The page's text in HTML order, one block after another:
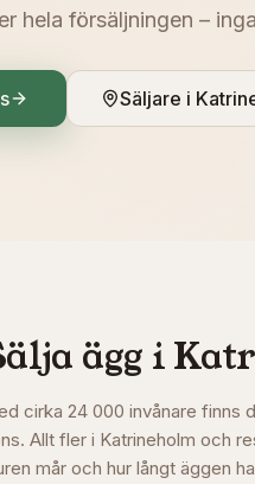
hela försäljningen –
Säljare i
ägg i
cirka 24 000 invånare finns
Allt fler i Katrineholm och
mår och hur långt äggen